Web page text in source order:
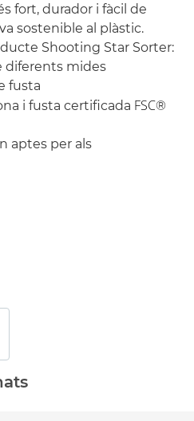
fort, durador i fàcil de
sostenible al plàstic.
Shooting Star Sorter:
diferents mides
fusta
i fusta certificada FSC®
aptes per als